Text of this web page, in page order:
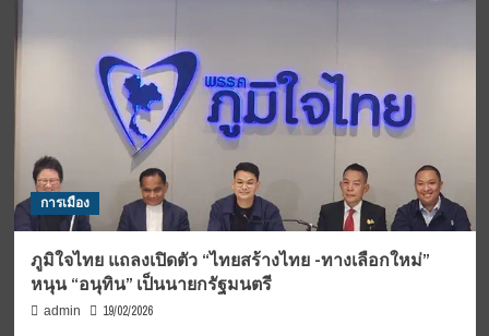
การเมือง
ภูมิใจไทย แถลงเปิดตัว “ไทยสร้างไทย -ทางเลือกใหม่”
หนุน “อนุทิน” เป็นนายกรัฐมนตรี
admin 19/02/2026